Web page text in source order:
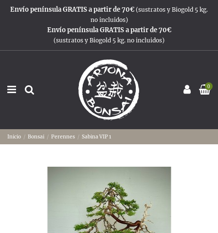
Envío península GRATIS a partir de 70€ (sustratos y Biogold 5 kg.
no incluidos)
Envío península GRATIS a partir de 70€
(sustratos y Biogold 5 kg. no incluidos)
0
Inicio Bonsai Perennes Sabina VIP 1